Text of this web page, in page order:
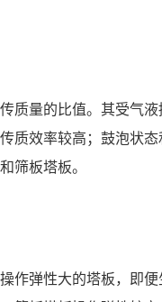
质量的比值。其受气
质效率较高；鼓泡状
筛板塔板。
作弹性大的塔板，即